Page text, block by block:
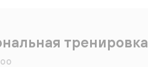
тренировка